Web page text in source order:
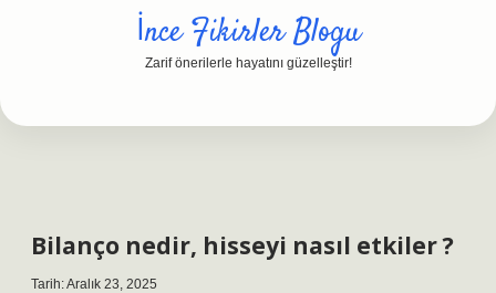
İnce Fikirler Blogu
Zarif önerilerle hayatını güzelleştir!
Bilanço nedir, hisseyi nasıl etkiler ?
Tarih: Aralık 23, 2025